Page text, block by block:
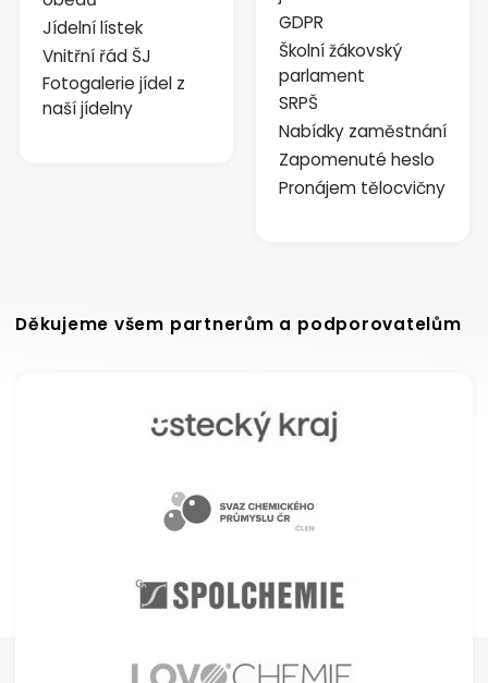
Jídelní lístek
Vnitřní řád ŠJ
Fotogalerie jídel z
naší jídelny
GDPR
Školní žákovský
parlament
SRPŠ
Nabídky zaměstnání
Zapomenuté heslo
Pronájem tělocvičny
Děkujeme všem partnerům a podporovatelům